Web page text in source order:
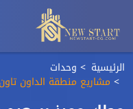
الرئيسية وحدات
مشاريع منطقة الداون تاون